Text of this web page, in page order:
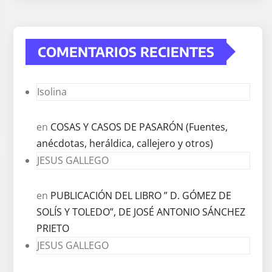
COMENTARIOS RECIENTES
Isolina
en COSAS Y CASOS DE PASARÓN (Fuentes,
anécdotas, heráldica, callejero y otros)
JESUS GALLEGO
en PUBLICACIÓN DEL LIBRO ” D. GÓMEZ DE
SOLÍS Y TOLEDO”, DE JOSÉ ANTONIO SÁNCHEZ
PRIETO
JESUS GALLEGO